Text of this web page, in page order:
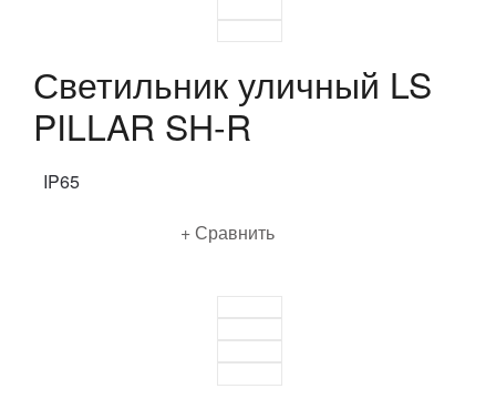
Светильник уличный LS
PILLAR SH-R
IP65
Сравнить